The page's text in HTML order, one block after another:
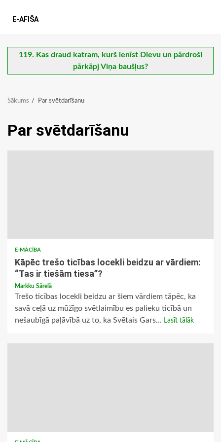
E-AFIŠA
119. Kas draud katram, kurš ienīst Dievu un pārdroši
pārkāpj Viņa baušļus?
Sākums Par svētdarīšanu
Par svētdarīšanu
E-MĀCĪBA
Kāpēc trešo ticības locekli beidzu ar vārdiem:
“Tas ir tiešām tiesa”?
Markku Särelä
Trešo ticības locekli beidzu ar šiem vārdiem tāpēc, ka
savā ceļā uz mūžīgo svētlaimību es palieku ticībā un
nešaubīgā paļāvībā uz to, ka Svētais Gars... Lasīt tālāk